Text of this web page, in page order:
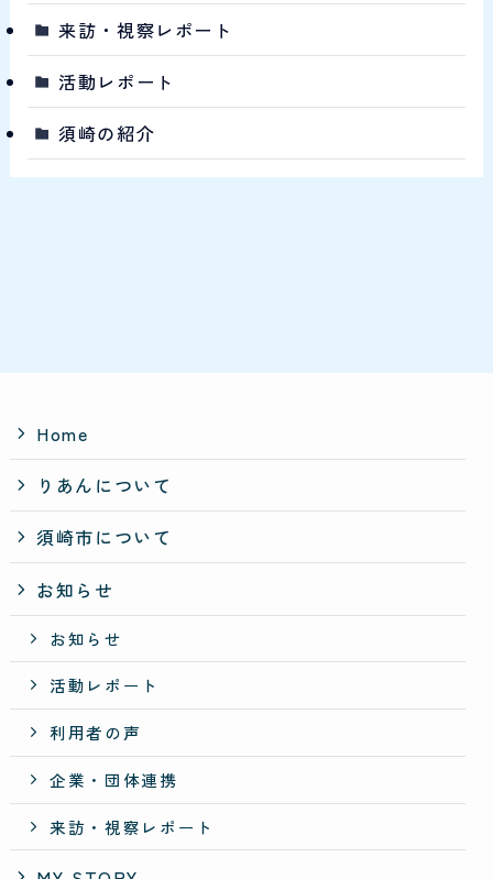
来訪・視察レポート
活動レポート
須崎の紹介
Home
りあんについて
須崎市について
お知らせ
お知らせ
活動レポート
利用者の声
企業・団体連携
来訪・視察レポート